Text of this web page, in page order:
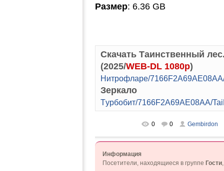
Размер: 6.36 GB
Скачать Таинственный
(2025/WEB-DL 1080p)
Hитpoфлape/
Зеркало
Tуpбoбит/7166F2A69AE08AA/
0 0 Gembirdon
Информация
Посетители, находящиеся в группе Гости